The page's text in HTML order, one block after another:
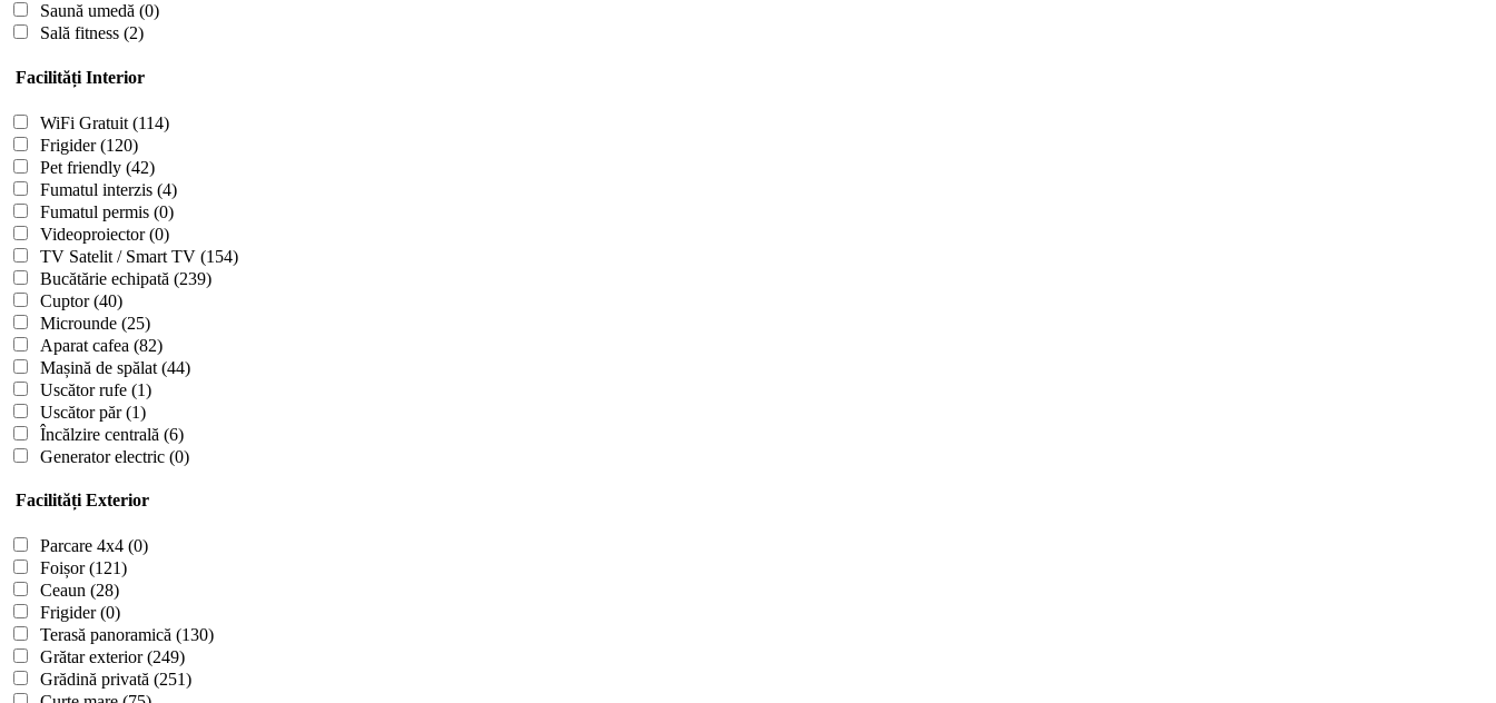
Saună umedă (0)
Sală fitness (2)
Facilități Interior
WiFi Gratuit (114)
Frigider(120)
Pet friendly (42)
Fumatul interzis (4)
Fumatul permis (0)
Videoproiector(0)
TV Satelit / Smart TV (154)
Bucătărie echipată (239)
Cuptor(40)
Microunde (25)
Aparat cafea (82)
Mașină de spălat (44)
Uscător rufe (1)
Uscător păr(1)
Încălzire centrală (6)
Generator electric (0)
Facilități Exterior
Parcare 4x4 (0)
Foișor(121)
Ceaun (28)
Frigider(0)
Terasă panoramică (130)
Grătar exterior(249)
Grădină privată (251)